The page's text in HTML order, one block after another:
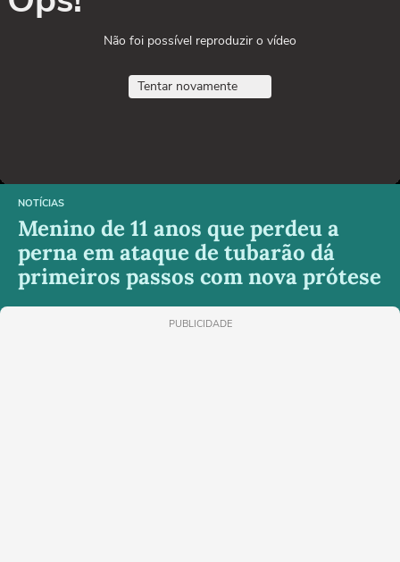
Não foi possível reproduzir o vídeo
Tentar novamente
NOTÍCIAS
Menino de 11 anos que perdeu a
perna em ataque de tubarão dá
primeiros passos com nova prótese
PUBLICIDADE